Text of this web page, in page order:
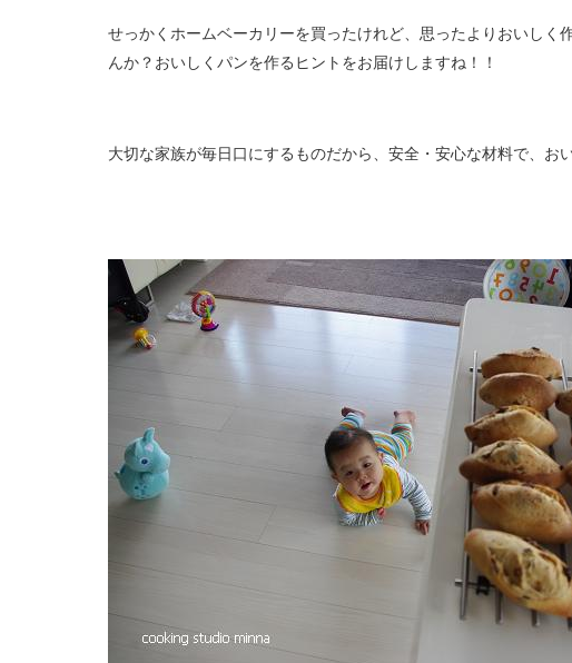
せっかくホームベーカリーを買ったけれど、思ったよりおいし
んか？おいしくパンを作るヒントをお届けしますね！！
大切な家族が毎日口にするものだから、安全・安心な材料で、お